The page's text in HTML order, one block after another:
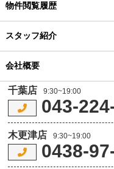
物件閲覧履歴
スタッフ紹介
会社概要
千葉店 9:30~19:00
043-
木更津店 9:30~19:00
0438-